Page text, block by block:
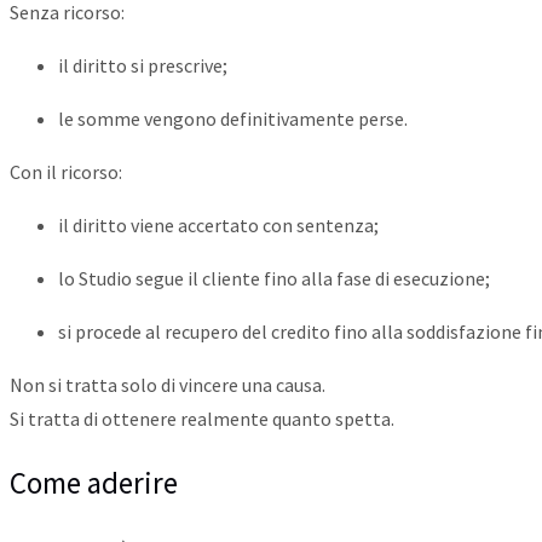
Senza ricorso:
il diritto si prescrive;
le somme vengono definitivamente perse.
Con il ricorso:
il diritto viene accertato con sentenza;
lo Studio segue il cliente fino alla fase di esecuzione;
si procede al recupero del credito fino alla soddisfazione
Non si tratta solo di vincere una causa.
Si tratta di ottenere realmente quanto spetta.
Come aderire